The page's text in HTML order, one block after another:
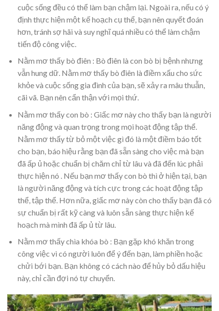
cuộc sống đều có thể làm bạn chậm lại. Ngoài ra, nếu có ý
định thực hiện một kế hoạch cụ thể, bạn nên quyết đoán
hơn, tránh sợ hãi và suy nghĩ quá nhiều có thể làm chậm
tiến độ công việc.
Nằm mơ thấy bò điên : Bò điên là con bò bị bệnh nhưng
vẫn hung dữ. Nằm mơ thấy bò điên là điềm xấu cho sức
khỏe và cuộc sống gia đình của bạn, sẽ xảy ra mâu thuẫn,
cãi vã. Bạn nên cẩn thận với mọi thứ.
Nằm mơ thấy con bò : Giấc mơ này cho thấy bạn là người
năng động và quan trọng trong mọi hoạt động tập thể.
Nằm mơ thấy từ bỏ một việc gì đó là một điềm báo tốt
cho bạn, báo hiệu rằng bạn đã sẵn sàng cho việc mà bạn
đã ấp ủ hoặc chuẩn bị chăm chỉ từ lâu và đã đến lúc phải
thực hiện nó . Nếu bạn mơ thấy con bò thì ở hiện tại, bạn
là người năng động và tích cực trong các hoạt động tập
thể, tập thể. Hơn nữa, giấc mơ này còn cho thấy bạn đã có
sự chuẩn bị rất kỹ càng và luôn sẵn sàng thực hiện kế
hoạch mà mình đã ấp ủ từ lâu.
Nằm mơ thấy chìa khóa bò : Bạn gặp khó khăn trong
công việc vì có người luôn để ý đến bạn, làm phiền hoặc
chửi bới bạn. Bạn không có cách nào để hủy bỏ dấu hiệu
này, chỉ cần đợi nó tự chuyển.